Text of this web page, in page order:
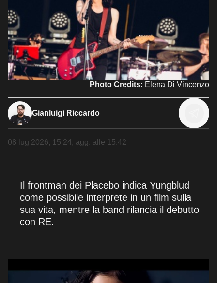
Photo Credits: Elena Di Vincenzo
Gianluigi Riccardo
08 lug 2026, 15:24, agg. alle 15:42
Il frontman dei Placebo indica Yungblud
come possibile interprete in un film sulla
sua vita, mentre la band rilancia il debutto
con RE.